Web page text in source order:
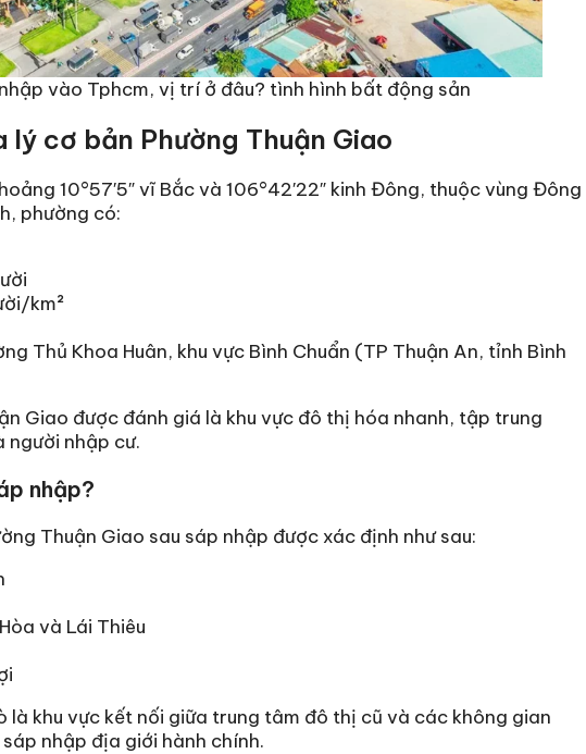
vào Tphcm, vị trí ở đâu? tình hình bất động sản
cơ bản Phường Thuận Giao
10°57′5″ vĩ Bắc và 106°42′22″ kinh Đông, thuộc vùng Đông
phường có:
km²
Thủ Khoa Huân, khu vực Bình Chuẩn (TP Thuận An, tỉnh Bình
Giao được đánh giá là khu vực đô thị hóa nhanh, tập trung
người nhập cư.
nhập?
Thuận Giao sau sáp nhập được xác định như sau:
và Lái Thiêu
khu vực kết nối giữa trung tâm đô thị cũ và các không gian
nhập địa giới hành chính.